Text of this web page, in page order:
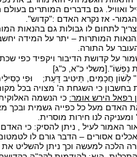
ואוויל. גם בדברים המותרים
אז נקרא האדם :"קדוש".
לתחום לו גבולות גם בהנאות
המותרות – יתר על המידה יחשב
על התורה.
על קדושת הדיבור ויקפיד כפי
נַפְשׁוֹ".[משלי כ"א, כ"ג]
לְשׁוֹן חֲכָמִים, תֵּיטִיב דָּעַת; וּפִי
בחשבון כי השגחת ה' מצויה בכל
רפאל הירש אומר: כי הנשמה
האדם מעל כל כפייה גשמית ובכך
לנו חירות מוסרית.
האמור לעיל , ניתן להסיק: כי
אסורים – הדבר גורם לו
הלכה למעשה וכך ניתן להשליט